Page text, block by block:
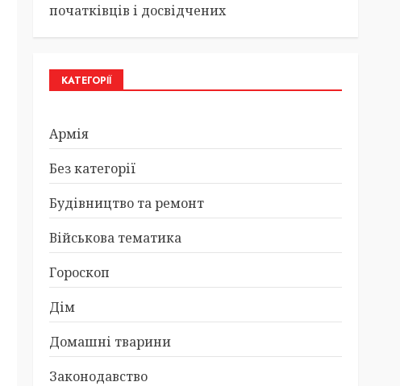
початківців і досвідчених
КАТЕГОРІЇ
Армія
Без категорії
Будівництво та ремонт
Військова тематика
Гороскоп
Дім
Домашні тварини
Законодавство